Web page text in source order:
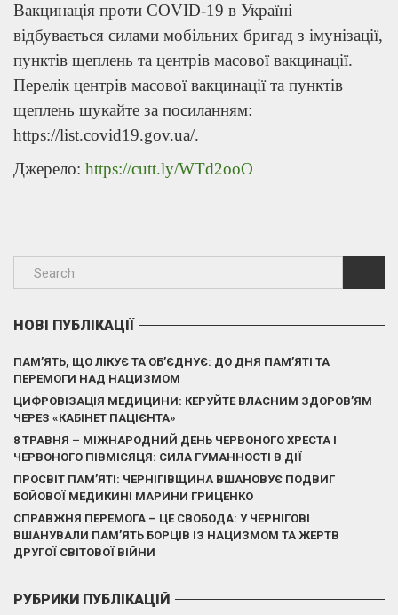
Вакцинація проти COVID-19 в Україні
відбувається силами мобільних бригад з імунізації,
пунктів щеплень та центрів масової вакцинації.
Перелік центрів масової вакцинації та пунктів
щеплень шукайте за посиланням:
https://list.covid19.gov.ua/.
Джерело: https://cutt.ly/WTd2ooO
НОВІ ПУБЛІКАЦІЇ
ПАМ’ЯТЬ, ЩО ЛІКУЄ ТА ОБ’ЄДНУЄ: ДО ДНЯ ПАМ’ЯТІ ТА
ПЕРЕМОГИ НАД НАЦИЗМОМ
ЦИФРОВІЗАЦІЯ МЕДИЦИНИ: КЕРУЙТЕ ВЛАСНИМ ЗДОРОВ’ЯМ
ЧЕРЕЗ «КАБІНЕТ ПАЦІЄНТА»
8 ТРАВНЯ – МІЖНАРОДНИЙ ДЕНЬ ЧЕРВОНОГО ХРЕСТА І
ЧЕРВОНОГО ПІВМІСЯЦЯ: СИЛА ГУМАННОСТІ В ДІЇ
ПРОСВІТ ПАМ’ЯТІ: ЧЕРНІГІВЩИНА ВШАНОВУЄ ПОДВИГ
БОЙОВОЇ МЕДИКИНІ МАРИНИ ГРИЦЕНКО
СПРАВЖНЯ ПЕРЕМОГА – ЦЕ СВОБОДА: У ЧЕРНІГОВІ
ВШАНУВАЛИ ПАМ’ЯТЬ БОРЦІВ ІЗ НАЦИЗМОМ ТА ЖЕРТВ
ДРУГОЇ СВІТОВОЇ ВІЙНИ
РУБРИКИ ПУБЛІКАЦІЙ